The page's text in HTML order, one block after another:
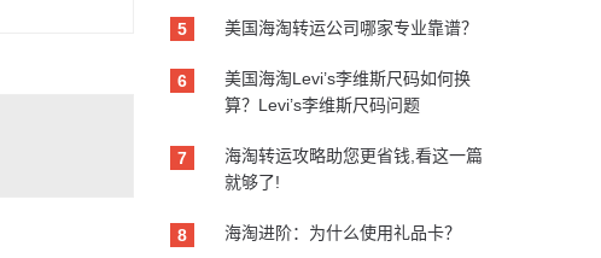
5 美国海淘转运公司哪家专业靠谱？
6
美国海淘Levi’s李维斯尺码如何换
算？Levi’s李维斯尺码问题
7
海淘转运攻略助您更省钱,看这一篇
就够了!
8 海淘进阶：为什么使用礼品卡？